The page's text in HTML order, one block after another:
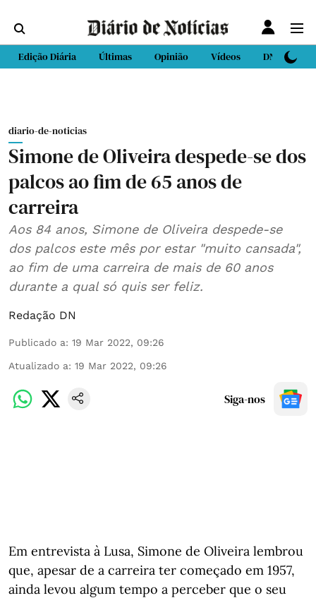
Edição Diária Últimas Opinião Vídeos DN Sport
diario-de-noticias
Simone de Oliveira despede-se dos
palcos ao fim de 65 anos de
carreira
Aos 84 anos, Simone de Oliveira despede-se
dos palcos este mês por estar "muito cansada",
ao fim de uma carreira de mais de 60 anos
durante a qual só quis ser feliz.
Redação DN
Publicado a: 19 Mar 2022, 09:26
Atualizado a: 19 Mar 2022, 09:26
Siga-nos
Em entrevista à Lusa, Simone de Oliveira lembrou
que, apesar de a carreira ter começado em 1957,
ainda levou algum tempo a perceber que o seu